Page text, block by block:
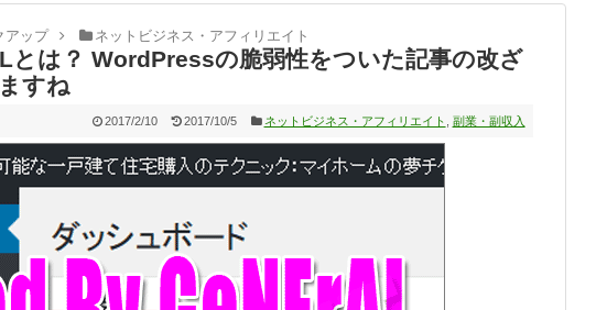
アップ ネットビジネス・アフィリエイト
とは？ WordPressの脆弱性をついた記事の改ざ
すね
2017/2/10 2017/10/5 ネットビジネス・アフィリエイト 副業・副収入